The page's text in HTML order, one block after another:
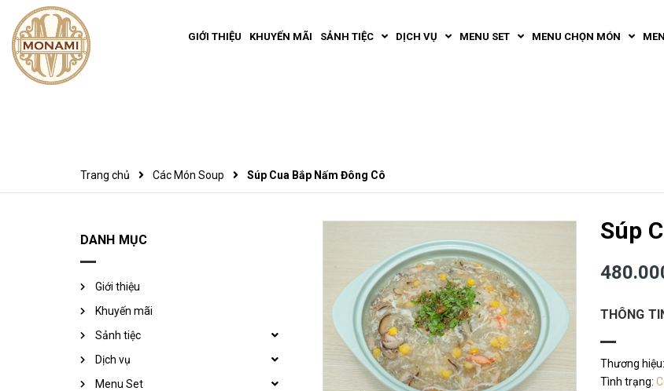
GIỚI THIỆU KHUYẾN MÃI SẢNH TIỆC DỊCH VỤ MENU SET MENU CHỌN MÓN
Trang chủ Các Món Soup Súp Cua Bắp Nấm Đông Cô
Súp
THÔNG
Thương hiệu:
Tình trạng:
DANH MỤC
Giới thiệu
Khuyến mãi
Sảnh tiệc
Dịch vụ
Menu Set